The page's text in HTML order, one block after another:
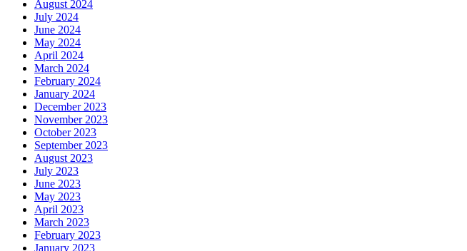
August 2024
July 2024
June 2024
May 2024
April 2024
March 2024
February 2024
January 2024
December 2023
November 2023
October 2023
September 2023
August 2023
July 2023
June 2023
May 2023
April 2023
March 2023
February 2023
January 2023